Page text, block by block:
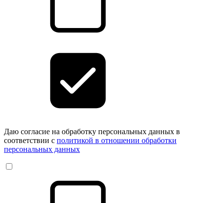
Даю согласие на обработку персональных данных в
соответствии с политикой в отношении обработки
персональных данных